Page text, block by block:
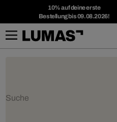
10% auf deine erste
Bestellung bis 09.08.2026!